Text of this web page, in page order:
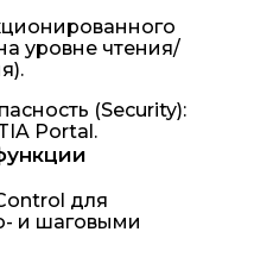
уровне чтения/
(Security):
Portal.
для
и шаговыми